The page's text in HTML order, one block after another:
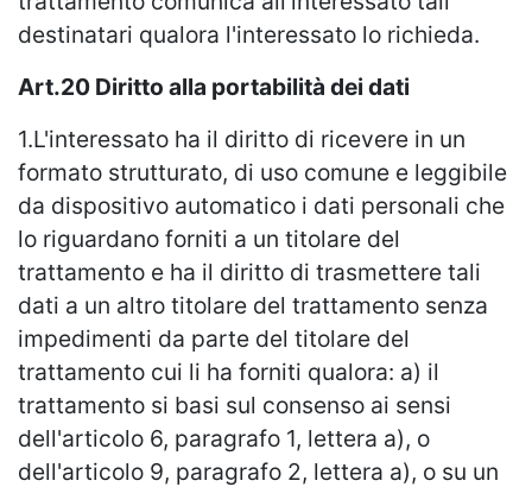
destinatari qualora l'interessato lo richieda.
Art.20 Diritto alla portabilità dei dati
1.L'interessato ha il diritto di ricevere in un
formato strutturato, di uso comune e leggibile
da dispositivo automatico i dati personali che
lo riguardano forniti a un titolare del
trattamento e ha il diritto di trasmettere tali
dati a un altro titolare del trattamento senza
impedimenti da parte del titolare del
trattamento cui li ha forniti qualora: a) il
trattamento si basi sul consenso ai sensi
dell'articolo 6, paragrafo 1, lettera a), o
dell'articolo 9, paragrafo 2, lettera a), o su un